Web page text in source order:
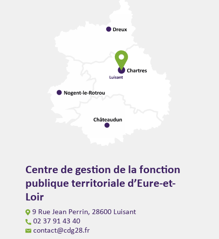
Centre de gestion de la fonction
publique territoriale d’Eure-et-
Loir
9 Rue Jean Perrin, 28600 Luisant
02 37 91 43 40
contact@cdg28.fr